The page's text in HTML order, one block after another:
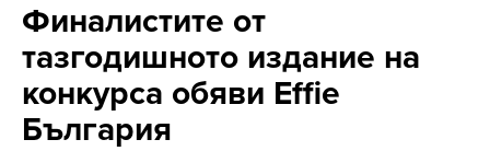
Финалистите от
тазгодишното издание на
конкурса обяви Effie
България